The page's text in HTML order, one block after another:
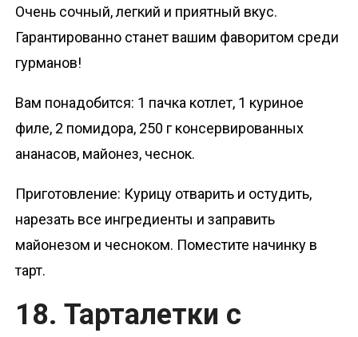
Очень сочный, легкий и приятный вкус.
Гарантированно станет вашим фаворитом среди
гурманов!
Вам понадобится: 1 пачка котлет, 1 куриное
филе, 2 помидора, 250 г консервированных
ананасов, майонез, чеснок.
Приготовление: Курицу отварить и остудить,
нарезать все ингредиенты и заправить
майонезом и чесноком. Поместите начинку в
тарт.
18. Тарталетки с